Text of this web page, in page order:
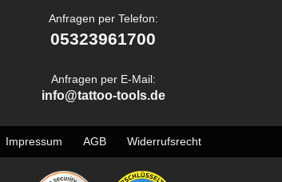
Anfragen per Telefon:
05323961700
Anfragen per E-Mail:
info@tattoo-tools.de
Impressum AGB Widerrufsrecht